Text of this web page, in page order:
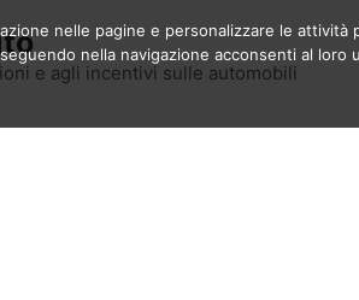
e agli incentivi sulle automobili
nelle pagine e personalizzare le
nella navigazione acconsenti al loro